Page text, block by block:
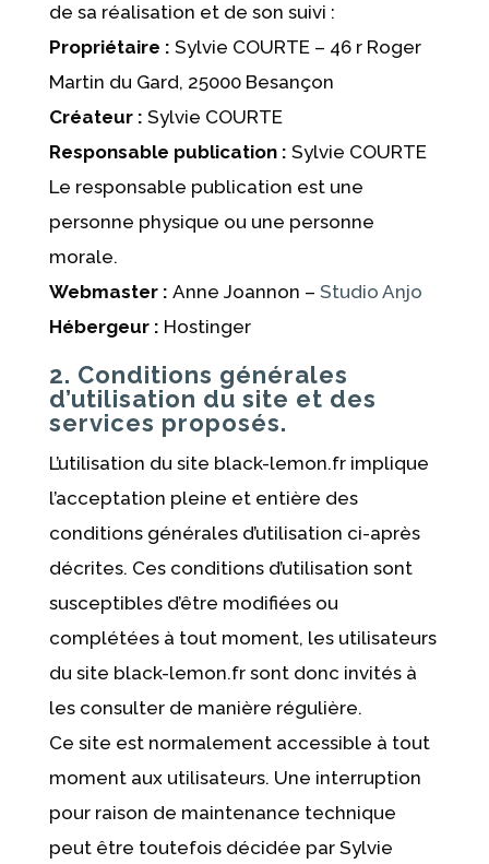
de sa réalisation et de son suivi :
Propriétaire : Sylvie COURTE – 46 r Roger
Martin du Gard, 25000 Besançon
Créateur : Sylvie COURTE
Responsable publication : Sylvie COURTE
Le responsable publication est une
personne physique ou une personne
morale.
Webmaster : Anne Joannon – Studio Anjo
Hébergeur : Hostinger
2. Conditions générales
d’utilisation du site et des
services proposés.
L’utilisation du site black-lemon.fr implique
l’acceptation pleine et entière des
conditions générales d’utilisation ci-après
décrites. Ces conditions d’utilisation sont
susceptibles d’être modifiées ou
complétées à tout moment, les utilisateurs
du site black-lemon.fr sont donc invités à
les consulter de manière régulière.
Ce site est normalement accessible à tout
moment aux utilisateurs. Une interruption
pour raison de maintenance technique
peut être toutefois décidée par Sylvie